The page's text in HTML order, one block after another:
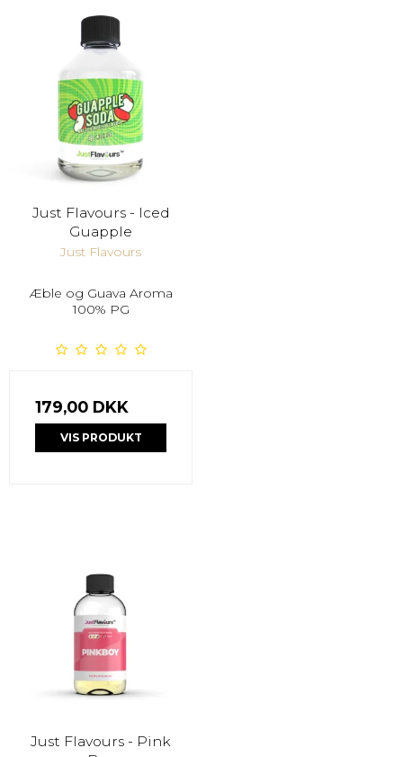
Just Flavours - Iced
Guapple
Just Flavours
Æble og Guava Aroma
100% PG
179,00 DKK
VIS PRODUKT
Just Flavours - Pink